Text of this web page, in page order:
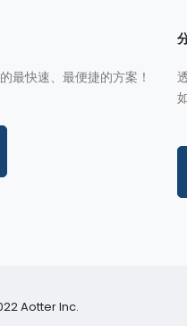
最快速、最便捷的方案！
Aotter Inc.